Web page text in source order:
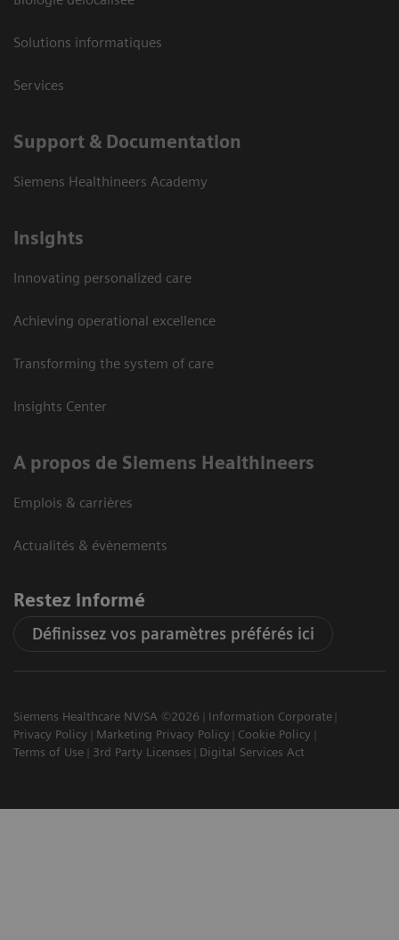
Solutions informatiques
Services
Support & Documentation
Siemens Healthineers Academy
Insights
Innovating personalized care
Achieving operational excellence
Transforming the system of care
Insights Center
A propos de Siemens Healthineers
Emplois & carrières
Actualités & évènements
Restez informé
Définissez vos paramètres préférés ici
Siemens Healthcare NV/SA ©2026
Information Corporate
Privacy Policy
Marketing Privacy Policy
Cookie Policy
Terms of Use
3rd Party Licenses Digital Services Act